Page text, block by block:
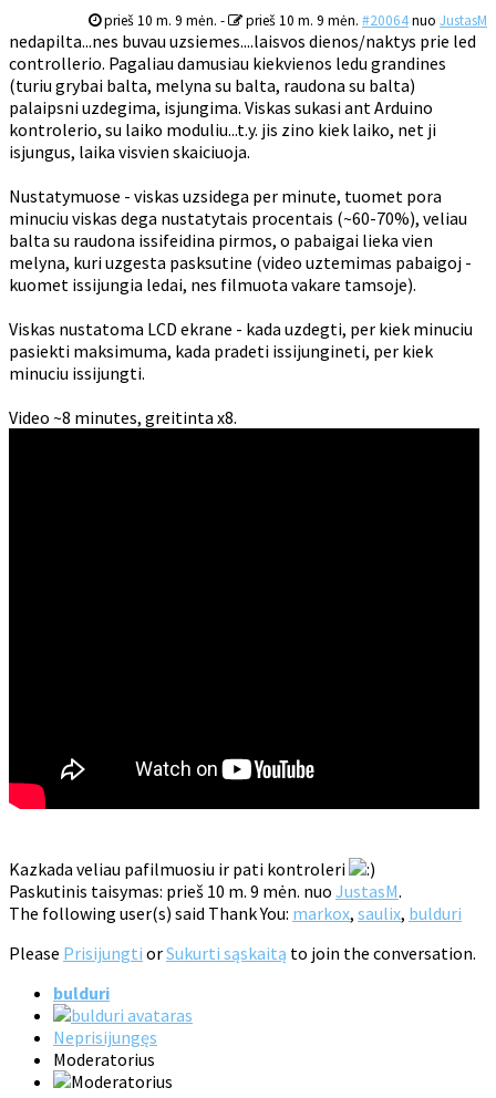
prieš 10 m. 9 mėn. - prieš 10 m. 9 mėn. #20064nuo JustasM
nedapilta...nes buvau uzsiemes....laisvos dienos/naktys prie led
controllerio. Pagaliau damusiau kiekvienos ledu grandines
(turiu grybai balta, melyna su balta, raudona su balta)
palaipsni uzdegima, isjungima. Viskas sukasi ant Arduino
kontrolerio, su laiko moduliu...t.y. jis zino kiek laiko, net ji
isjungus, laika visvien skaiciuoja.
Nustatymuose - viskas uzsidega per minute, tuomet pora
minuciu viskas dega nustatytais procentais (~60-70%), veliau
balta su raudona issifeidina pirmos, o pabaigai lieka vien
melyna, kuri uzgesta pasksutine (video uztemimas pabaigoj -
kuomet issijungia ledai, nes filmuota vakare tamsoje).
Viskas nustatoma LCD ekrane - kada uzdegti, per kiek minuciu
pasiekti maksimuma, kada pradeti issijungineti, per kiek
minuciu issijungti.
Video ~8 minutes, greitinta x8.
Kazkada veliau pafilmuosiu ir pati kontroleri
Paskutinis taisymas: prieš 10 m. 9 mėn. nuo JustasM.
The following user(s) said Thank You: markox, saulix, bulduri
Please Prisijungti orSukurti sąskaitą to join the conversation.
bulduri
Neprisijungęs
Moderatorius